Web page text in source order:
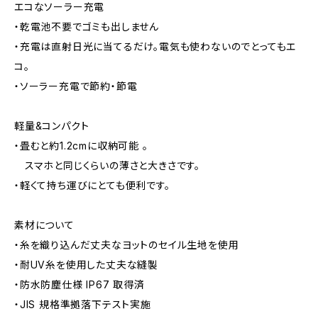
エコなソーラー充電
・乾電池不要でゴミも出しません
・充電は直射日光に当てるだけ。電気も使わないのでとってもエ
コ。
・ソーラー充電で節約・節電
軽量&コンパクト
・畳むと約1.2cmに収納可能 。
スマホと同じくらいの薄さと大きさです。
・軽くて持ち運びにとても便利です。
素材について
・糸を織り込んだ丈夫なヨットのセイル生地を使用
・耐UV糸を使用した丈夫な縫製
・防水防塵仕様 IP67 取得済
・JIS 規格準拠落下テスト実施